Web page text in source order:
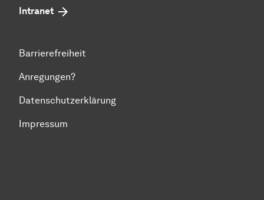
Intranet
Barrierefreiheit
Anregungen?
Datenschutzerklärung
Impressum